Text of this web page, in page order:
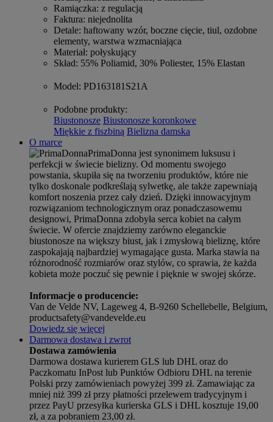
Ramiączka: z regulacją
Faktura: niejednolita
Detale: haftowany wzór, boczne cięcie, tiul, ozdobne
elementy, warstwa wzmacniająca
Materiał: połyskujący
Skład: 55% Poliamid, 30% Poliester, 15% Elastan
Model: PD163181S21A
Podobne produkty:
Biustonosze Biustonosze koronkowe
Miękkie z fiszbiną Bielizna damska
O marce
PrimaDonna jest synonimem luksusu i
perfekcji w świecie bielizny. Od momentu swojego
powstania, skupiła się na tworzeniu produktów, które nie
tylko doskonale podkreślają sylwetkę, ale także zapewniają
komfort noszenia przez cały dzień. Dzięki innowacyjnym
rozwiązaniom technologicznym oraz ponadczasowemu
designowi, PrimaDonna zdobyła serca kobiet na całym
świecie. W ofercie znajdziemy zarówno eleganckie
biustonosze na większy biust, jak i zmysłową bieliznę, które
zaspokajają najbardziej wymagające gusta. Marka stawia na
różnorodność rozmiarów oraz stylów, co sprawia, że każda
kobieta może poczuć się pewnie i pięknie w swojej skórze.
Informacje o producencie:
Van de Velde NV, Lageweg 4, B-9260 Schellebelle, Belgium,
productsafety@vandevelde.eu
Dowiedz się więcej
Darmowa dostawa i zwrot
Dostawa zamówienia
Darmowa dostawa kurierem GLS lub DHL oraz do
Paczkomatu InPost lub Punktów Odbioru DHL na terenie
Polski przy zamówieniach powyżej 399 zł. Zamawiając za
mniej niż 399 zł przy płatności przelewem tradycyjnym i
przez PayU przesyłka kurierska GLS i DHL kosztuje 19,00
zł, a za pobraniem 23,00 zł.